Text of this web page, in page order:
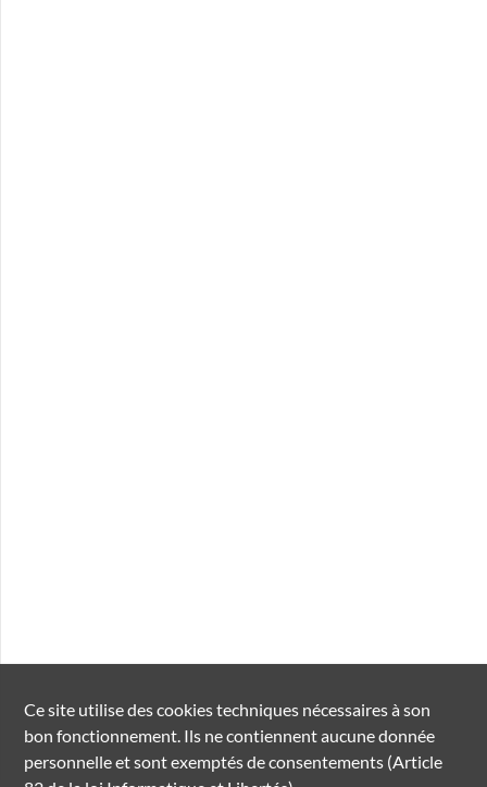
Ce site utilise descookiestechniques nécessaires à son
bon fonctionnement. Ils ne contiennent aucune donnée
personnelle et sont exemptés de consentements (Article